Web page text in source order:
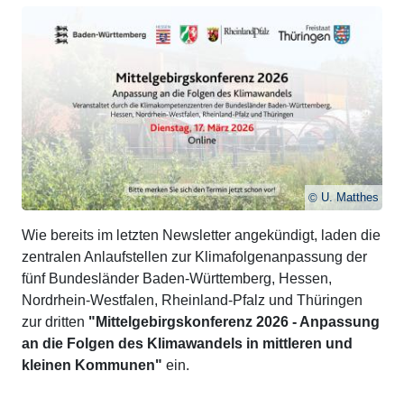
U. Matthes
Wie bereits im letzten Newsletter angekündigt, laden die
zentralen Anlaufstellen zur Klimafolgenanpassung der
fünf Bundesländer Baden-Württemberg, Hessen,
Nordrhein-Westfalen, Rheinland-Pfalz und Thüringen
zur dritten "Mittelgebirgskonferenz 2026 - Anpassung
an die Folgen des Klimawandels in mittleren und
kleinen Kommunen" ein.